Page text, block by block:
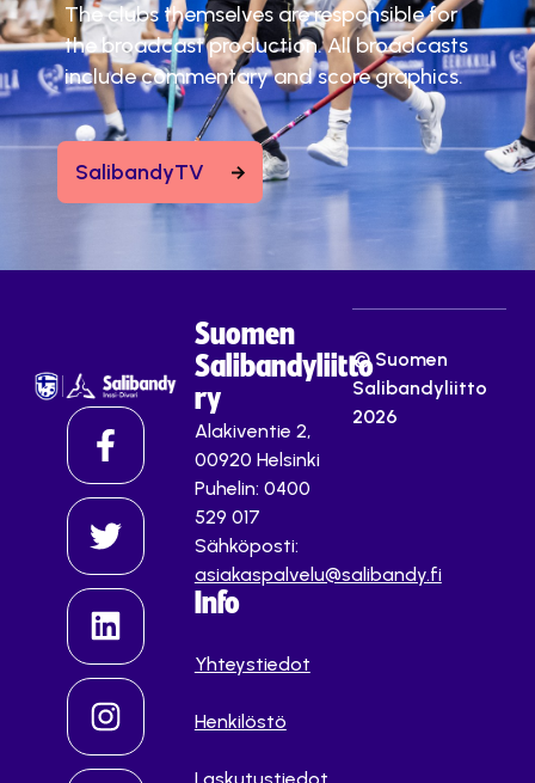
The clubs themselves are responsible for
the broadcast production. All broadcasts
include commentary and score graphics.
SalibandyTV
Suomen
Salibandyliitto
ry
Alakiventie 2,
00920 Helsinki
Puhelin: 0400
529 017
Sähköposti:
asiakaspalvelu@salibandy.fi
Info
Yhteystiedot
Henkilöstö
© Suomen
Salibandyliitto
2026